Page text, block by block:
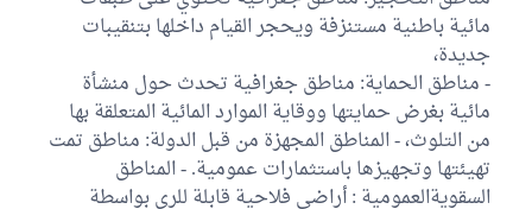
مائية باطنية مستنزفة ويحجر القيام داخلها بتنقيبات
جديدة،
- مناطق الحماية: مناطق جغرافية تحدث حول منشأة
مائية بغرض حمايتها ووقاية الموارد المائية المتعلقة بها
من التلوث، - المناطق المجهزة من قبل الدولة: مناطق تمت
تهيئتها وتجهيزها باستثمارات عمومية. - المناطق
السقويةالعمومية : أراضي فلاحية قابلة للري بواسطة